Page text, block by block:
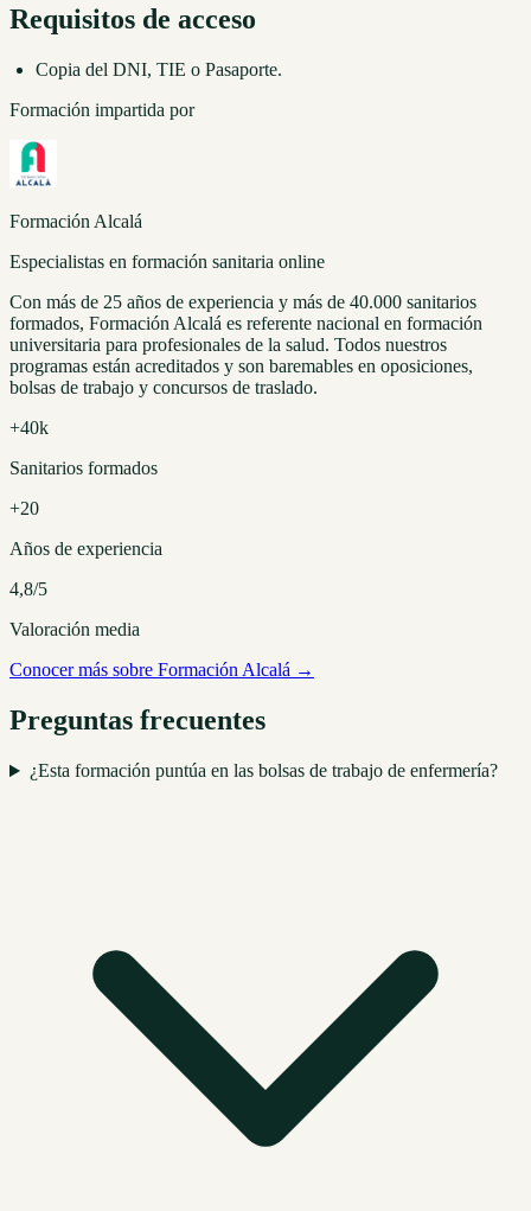
Requisitos de acceso
Copia del DNI, TIE o Pasaporte.
Formación impartida por
Formación Alcalá
Especialistas en formación sanitaria online
Con más de 25 años de experiencia y más de 40.000 sanitarios
formados, Formación Alcalá es referente nacional en formación
universitaria para profesionales de la salud. Todos nuestros
programas están acreditados y son baremables en oposiciones,
bolsas de trabajo y concursos de traslado.
+40k
Sanitarios formados
+20
Años de experiencia
4,8/5
Valoración media
Conocer más sobre Formación Alcalá →
Preguntas frecuentes
¿Esta formación puntúa en las bolsas de trabajo de enfermería?